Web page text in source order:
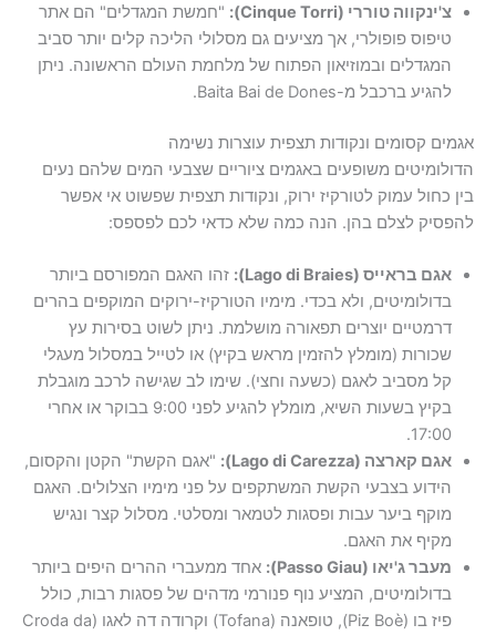
צ'ינקווה טוררי (Cinque Torri):
"חמשת המגדלים" הם אתר
טיפוס פופולרי, אך מציעים גם מסלולי הליכה קלים יותר סביב
המגדלים ובמוזיאון הפתוח של מלחמת העולם הראשונה. ניתן
להגיע ברכבל מ-Baita Bai de Dones.
אגמים קסומים ונקודות תצפית עוצרות נשימה
הדולומיטים משופעים באגמים ציוריים שצבעי המים שלהם נעים
בין כחול עמוק לטורקיז ירוק, ונקודות תצפית שפשוט אי אפשר
להפסיק לצלם בהן. הנה כמה שלא כדאי לכם לפספס:
אגם בראייס (Lago di Braies):
זהו האגם המפורסם ביותר
בדולומיטים, ולא בכדי. מימיו הטורקיז-ירוקים המוקפים בהרים
דרמטיים יוצרים תפאורה מושלמת. ניתן לשוט בסירות עץ
שכורות (מומלץ להזמין מראש בקיץ) או לטייל במסלול מעגלי
קל מסביב לאגם (כשעה וחצי). שימו לב שגישה לרכב מוגבלת
בקיץ בשעות השיא, מומלץ להגיע לפני 9:00 בבוקר או אחרי
17:00.
אגם קארצה (Lago di Carezza):
"אגם הקשת" הקטן והקסום,
הידוע בצבעי הקשת המשתקפים על פני מימיו הצלולים. האגם
מוקף ביער עבות ופסגות לטמאר ומסלטי. מסלול קצר ונגיש
מקיף את האגם.
מעבר ג'יאו (Passo Giau):
אחד ממעברי ההרים היפים ביותר
בדולומיטים, המציע נוף פנורמי מדהים של פסגות רבות, כולל
פיז בו (Piz Boè), טופאנה (Tofana) וקרודה דה לאגו (Croda da